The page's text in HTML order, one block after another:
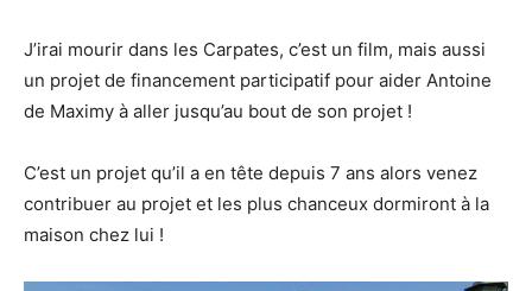
J’irai mourir dans les Carpates, c’est un film, mais aussi
un projet de financement participatif pour aider Antoine
de Maximy à aller jusqu’au bout de son projet !
C’est un projet qu’il a en tête depuis 7 ans alors venez
contribuer au projet et les plus chanceux dormiront à la
maison chez lui !